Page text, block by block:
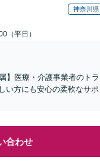
神奈川県
（平日）
】医療・介護事業者のトラ
い方にも安心の柔軟なサポ
合わせ